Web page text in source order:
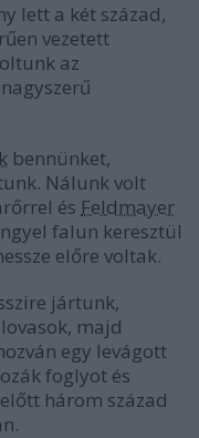
lett a két század,
vezetett
az
bennünket,
Nálunk volt
és Feldmayer
falun keresztül
előre voltak.
jártunk,
majd
egy levágott
foglyot és
három század